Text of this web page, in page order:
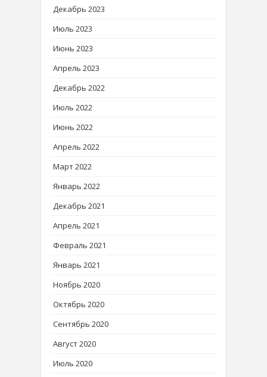
Декабрь 2023
Июль 2023
Июнь 2023
Апрель 2023
Декабрь 2022
Июль 2022
Июнь 2022
Апрель 2022
Март 2022
Январь 2022
Декабрь 2021
Апрель 2021
Февраль 2021
Январь 2021
Ноябрь 2020
Октябрь 2020
Сентябрь 2020
Август 2020
Июль 2020